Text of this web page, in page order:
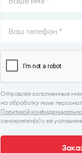
Отправляя заполненные
на обработку моих
Политикой
ознакомлен(а) с её